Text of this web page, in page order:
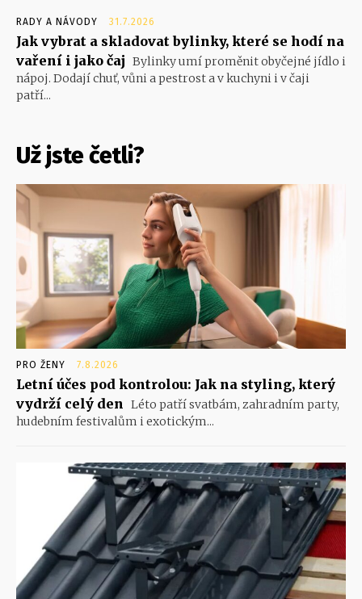
RADY A NÁVODY 31.7.2026
Jak vybrat a skladovat bylinky, které se hodí na
vaření i jako čaj Bylinky umí proměnit obyčejné jídlo i
nápoj. Dodají chuť, vůni a pestrost a v kuchyni i v čaji
patří...
Už jste četli?
PRO ŽENY 7.8.2026
Letní účes pod kontrolou: Jak na styling, který
vydrží celý den
Léto patří svatbám, zahradním party,
hudebním festivalům i exotickým...